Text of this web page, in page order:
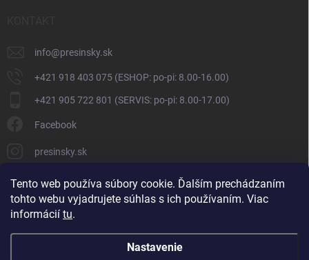
Tento web používa súbory cookie. Ďalším prechádzaním
tohto webu vyjadrujete súhlas s ich používaním. Viac
informácií tu.
Nastavenie
info@presinsky.sk
+421 918 403 075 (ESHOP: po-pi: 8.00-16.00)
+421 905 722 801 (SERVIS: po-pi: 8.00-17.00)
Facebook
presinsky.sk